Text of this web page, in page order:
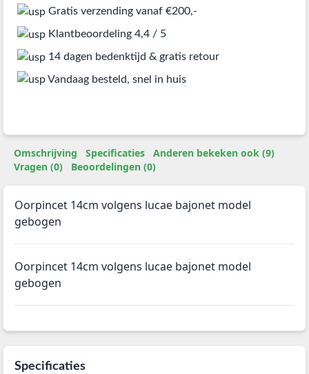
Gratis verzending vanaf €200,-
Klantbeoordeling 4,4 / 5
14 dagen bedenktijd & gratis retour
Vandaag besteld, snel in huis
Omschrijving Specificaties
Anderen bekeken ook (9)
Vragen (0)
Beoordelingen (0)
Oorpincet 14cm volgens lucae bajonet model
gebogen
Oorpincet 14cm volgens lucae bajonet model
gebogen
Specificaties